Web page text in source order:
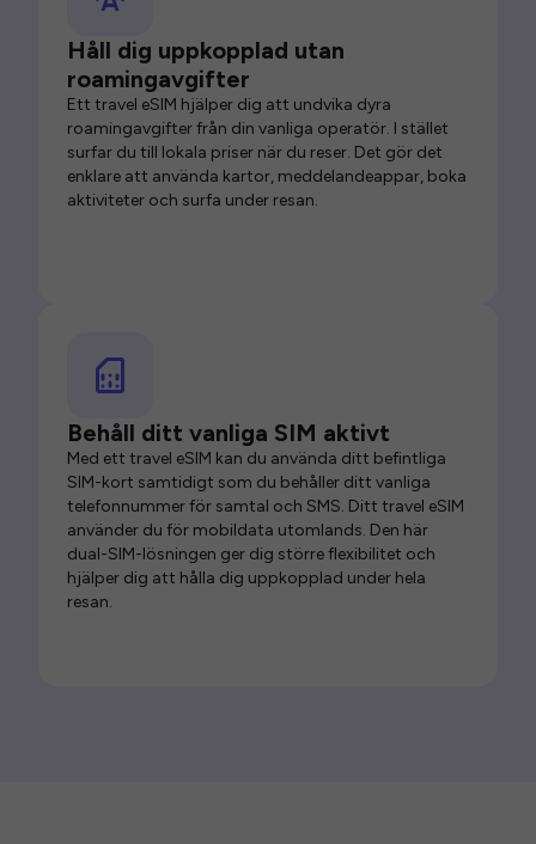
Håll dig uppkopplad utan
roamingavgifter
Ett travel eSIM hjälper dig att undvika dyra
roamingavgifter från din vanliga operatör. I stället
surfar du till lokala priser när du reser. Det gör det
enklare att använda kartor, meddelandeappar, boka
aktiviteter och surfa under resan.
Behåll ditt vanliga SIM aktivt
Med ett travel eSIM kan du använda ditt befintliga
SIM-kort samtidigt som du behåller ditt vanliga
telefonnummer för samtal och SMS. Ditt travel eSIM
använder du för mobildata utomlands. Den här
dual-SIM-lösningen ger dig större flexibilitet och
hjälper dig att hålla dig uppkopplad under hela
resan.